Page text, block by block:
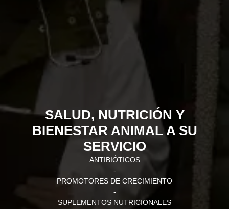
SALUD, NUTRICIÓN Y
BIENESTAR ANIMAL A SU
SERVICIO
ANTIBIÓTICOS
-
PROMOTORES DE CRECIMIENTO
-
SUPLEMENTOS NUTRICIONALES